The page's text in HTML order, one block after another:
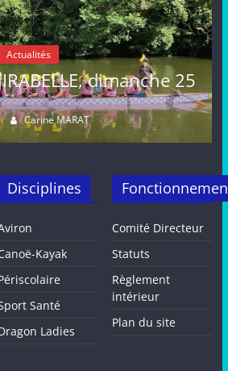
Actualités
dimanche 25
Carine MARAT
Disciplines
Kayak
Santé
Ladies
Comité Directeur
Statuts
Règlement
intérieur
Plan du site